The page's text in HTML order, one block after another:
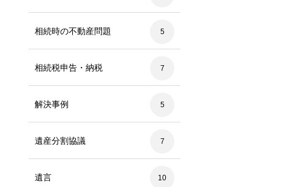
相続時の不動産問題 5
相続税申告・納税 7
解決事例 5
遺産分割協議 7
遺言 10